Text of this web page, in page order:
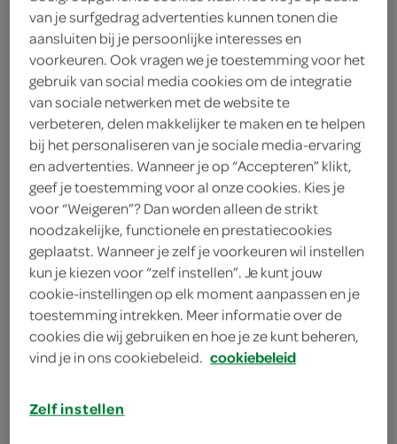
Cantabile
1.
99
230 Milliliter
Let op: aanbiedingen zijn niet zichtbaar bij de
producten, maar worden wél automatisch
verwerkt in de winkelmand.
van je surfgedrag advertenties kunnen tonen die
aansluiten bij je persoonlijke interesses en
voorkeuren. Ook vragen we je toestemming voor het
gebruik van social media cookies om de integratie
van sociale netwerken met de website te
verbeteren, delen makkelijker te maken en te helpen
bij het personaliseren van je sociale media-ervaring
en advertenties. Wanneer je op “Accepteren” klikt,
geef je toestemming voor al onze cookies. Kies je
voor “Weigeren”? Dan worden alleen de strikt
noodzakelijke, functionele en prestatiecookies
geplaatst. Wanneer je zelf je voorkeuren wil instellen
kun je kiezen voor “zelf instellen”. Je kunt jouw
cookie-instellingen op elk moment aanpassen en je
toestemming intrekken. Meer informatie over de
cookies die wij gebruiken en hoe je ze kunt beheren,
vind je in ons cookiebeleid. cookiebeleid
Zelf instellen